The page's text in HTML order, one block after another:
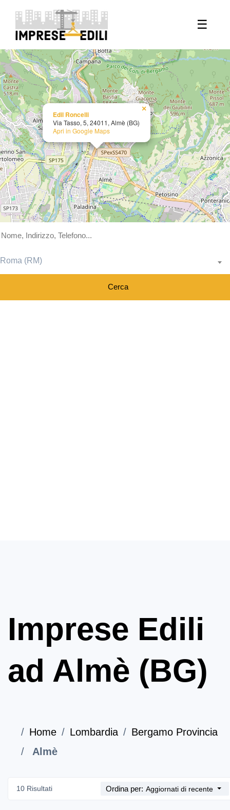
☰
Edil Roncelli
Via Tasso, 5, 24011, Almè (BG)
Apri in Google Maps
×
+
−
Roma (RM)
Cerca
Imprese Edili
ad Almè (BG)
Home Lombardia
Bergamo Provincia
Almè
10 Risultati Ordina per: Aggiornati di recente